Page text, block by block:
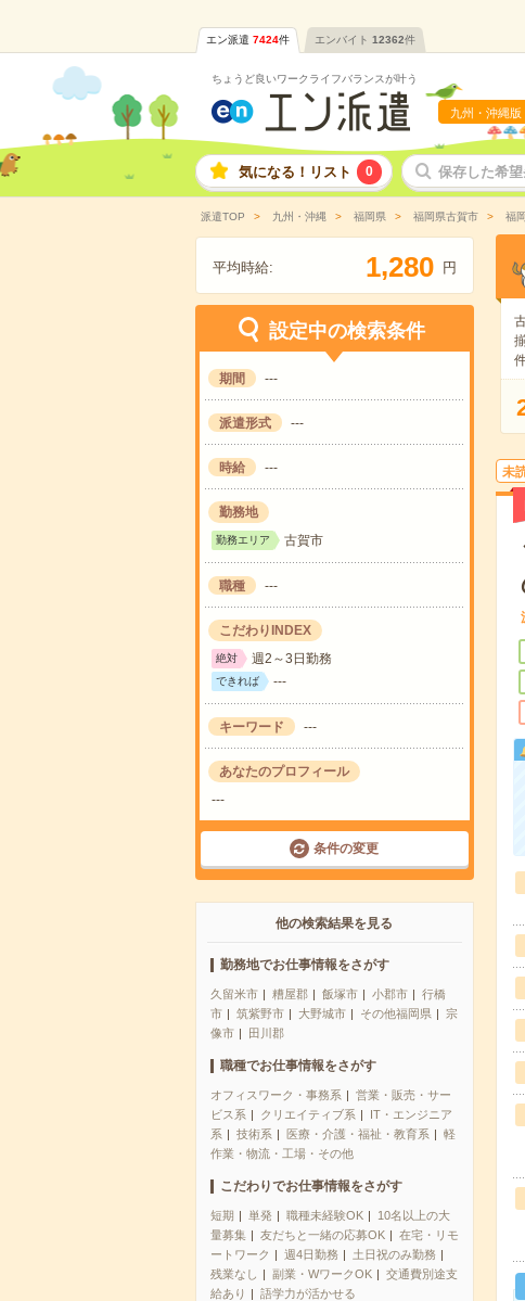
エン派遣 7424件 エンバイト 12362件
ちょうど良いワークライフバランスが叶う
九州・沖縄版
気になる！リスト 0 保存した希
派遣TOP 九州・沖縄 福岡県 福岡県古賀市 福
平均時給: 1,280 円
設定中の検索条件
期間 ---
派遣形式 ---
時給 ---
勤務地
勤務エリア 古賀市
職種 ---
こだわりINDEX
絶対 週2～3日勤務
できれば ---
キーワード ---
あなたのプロフィール
---
条件の変更
他の検索結果を見る
勤務地でお仕事情報をさがす
久留米市 糟屋郡 飯塚市 小郡市
行橋
市
筑紫野市 大野城市 その他福岡県
宗
像市
田川郡
職種でお仕事情報をさがす
オフィスワーク・事務系
営業・販売・サー
ビス系
クリエイティブ系
IT・エンジニア
系
技術系 医療・介護・福祉・教育系
軽
作業・物流・工場・その他
こだわりでお仕事情報をさがす
短期 単発 職種未経験OK
10名以上の大
量募集
友だちと一緒の応募OK
在宅・リモ
ートワーク
週4日勤務
土日祝のみ勤務
残業なし
副業・WワークOK
交通費別途支
給あり
語学力が活かせる
未